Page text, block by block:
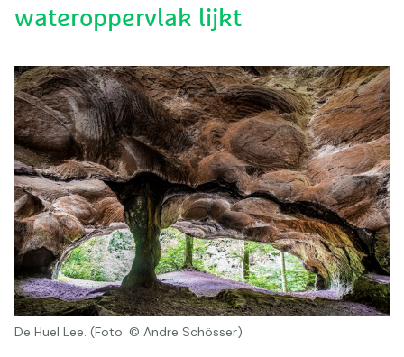
wateroppervlak lijkt
De Huel Lee. (Foto: © Andre Schösser)